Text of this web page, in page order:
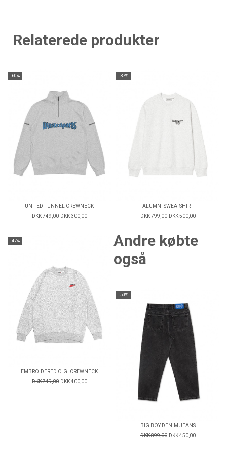
Relaterede produkter
-60%
UNITED FUNNEL CREWNECK
DKK 749,00 DKK 300,00
-37%
ALUMNI SWEATSHIRT
DKK 799,00 DKK 500,00
-47%
EMBROIDERED O.G. CREWNECK
DKK 749,00 DKK 400,00
Andre købte
også
-50%
BIG BOY DENIM JEANS
DKK 899,00 DKK 450,00